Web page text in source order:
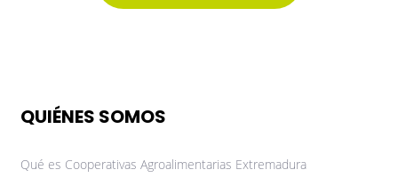
QUIÉNES SOMOS
Qué es Cooperativas Agroalimentarias Extremadura